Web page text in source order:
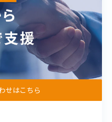
せはこちら